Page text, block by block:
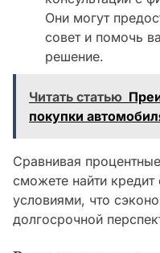
Они могут
совет и помочь
решение.
Читать статью
покупки
Сравнивая
сможете найти
условиями, что
долгосрочной